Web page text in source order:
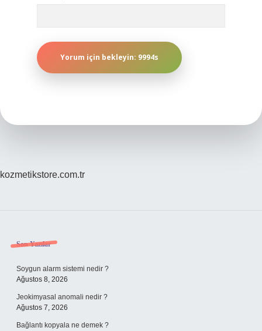
kozmetikstore.com.tr
Sidebar
Son Yazılar
Soygun alarm sistemi nedir ?
Ağustos 8, 2026
Jeokimyasal anomali nedir ?
Ağustos 7, 2026
Bağlantı kopyala ne demek ?